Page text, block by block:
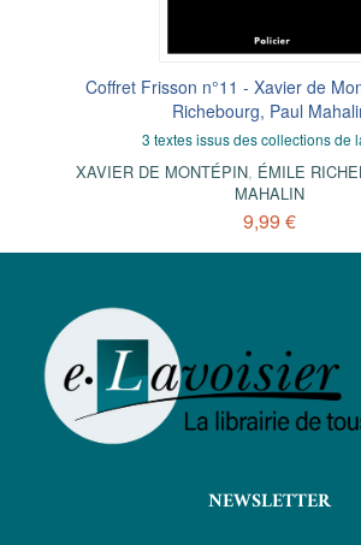
Coffret Frisson n°11 - Xavier de
Richebourg, Paul
3 textes issus des collections de
XAVIER DE MONTÉPIN, ÉMILE
MAHALIN
9,99 €
NEWSLETTER